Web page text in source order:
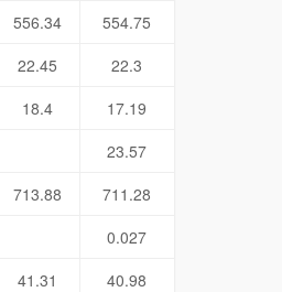
556.34
554.75
22.45
22.3
18.4
17.19
23.57
713.88
711.28
0.027
41.31
40.98